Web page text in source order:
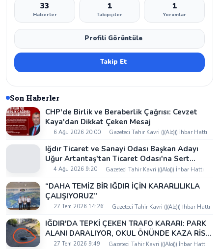
33
Haberler
1
Takipçiler
1
Yorumlar
Profili Görüntüle
Takip Et
Son Haberler
CHP'de Birlik ve Beraberlik Çağrısı: Cevzet
Kaya'dan Dikkat Çeken Mesaj
6 Ağu 2026 20:00 Gazeteci Tahir Kavri (((Alo))) İhbar Hattı
Iğdır Ticaret ve Sanayi Odası Başkan Adayı
Uğur Artantaş'tan Ticaret Odası'na Sert
Eleştiri: "Nakliyeci Sahipsiz Bırakılamaz"
4 Ağu 2026 9:20 Gazeteci Tahir Kavri (((Alo))) İhbar Hattı
“DAHA TEMİZ BİR IĞDIR İÇİN KARARLILIKLA
ÇALIŞIYORUZ”
27 Tem 2026 14:26 Gazeteci Tahir Kavri (((Alo))) İhbar Hattı
IĞDIR'DA TEPKİ ÇEKEN TRAFO KARARI: PARK
ALANI DARALIYOR, OKUL ÖNÜNDE KAZA RİSKİ
İDDİASI VE IĞDIR VALİSİ NEREDE?
27 Tem 2026 9:49 Gazeteci Tahir Kavri (((Alo))) İhbar Hattı